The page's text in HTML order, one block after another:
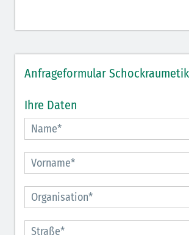
Anfrageformular
Ihre Daten